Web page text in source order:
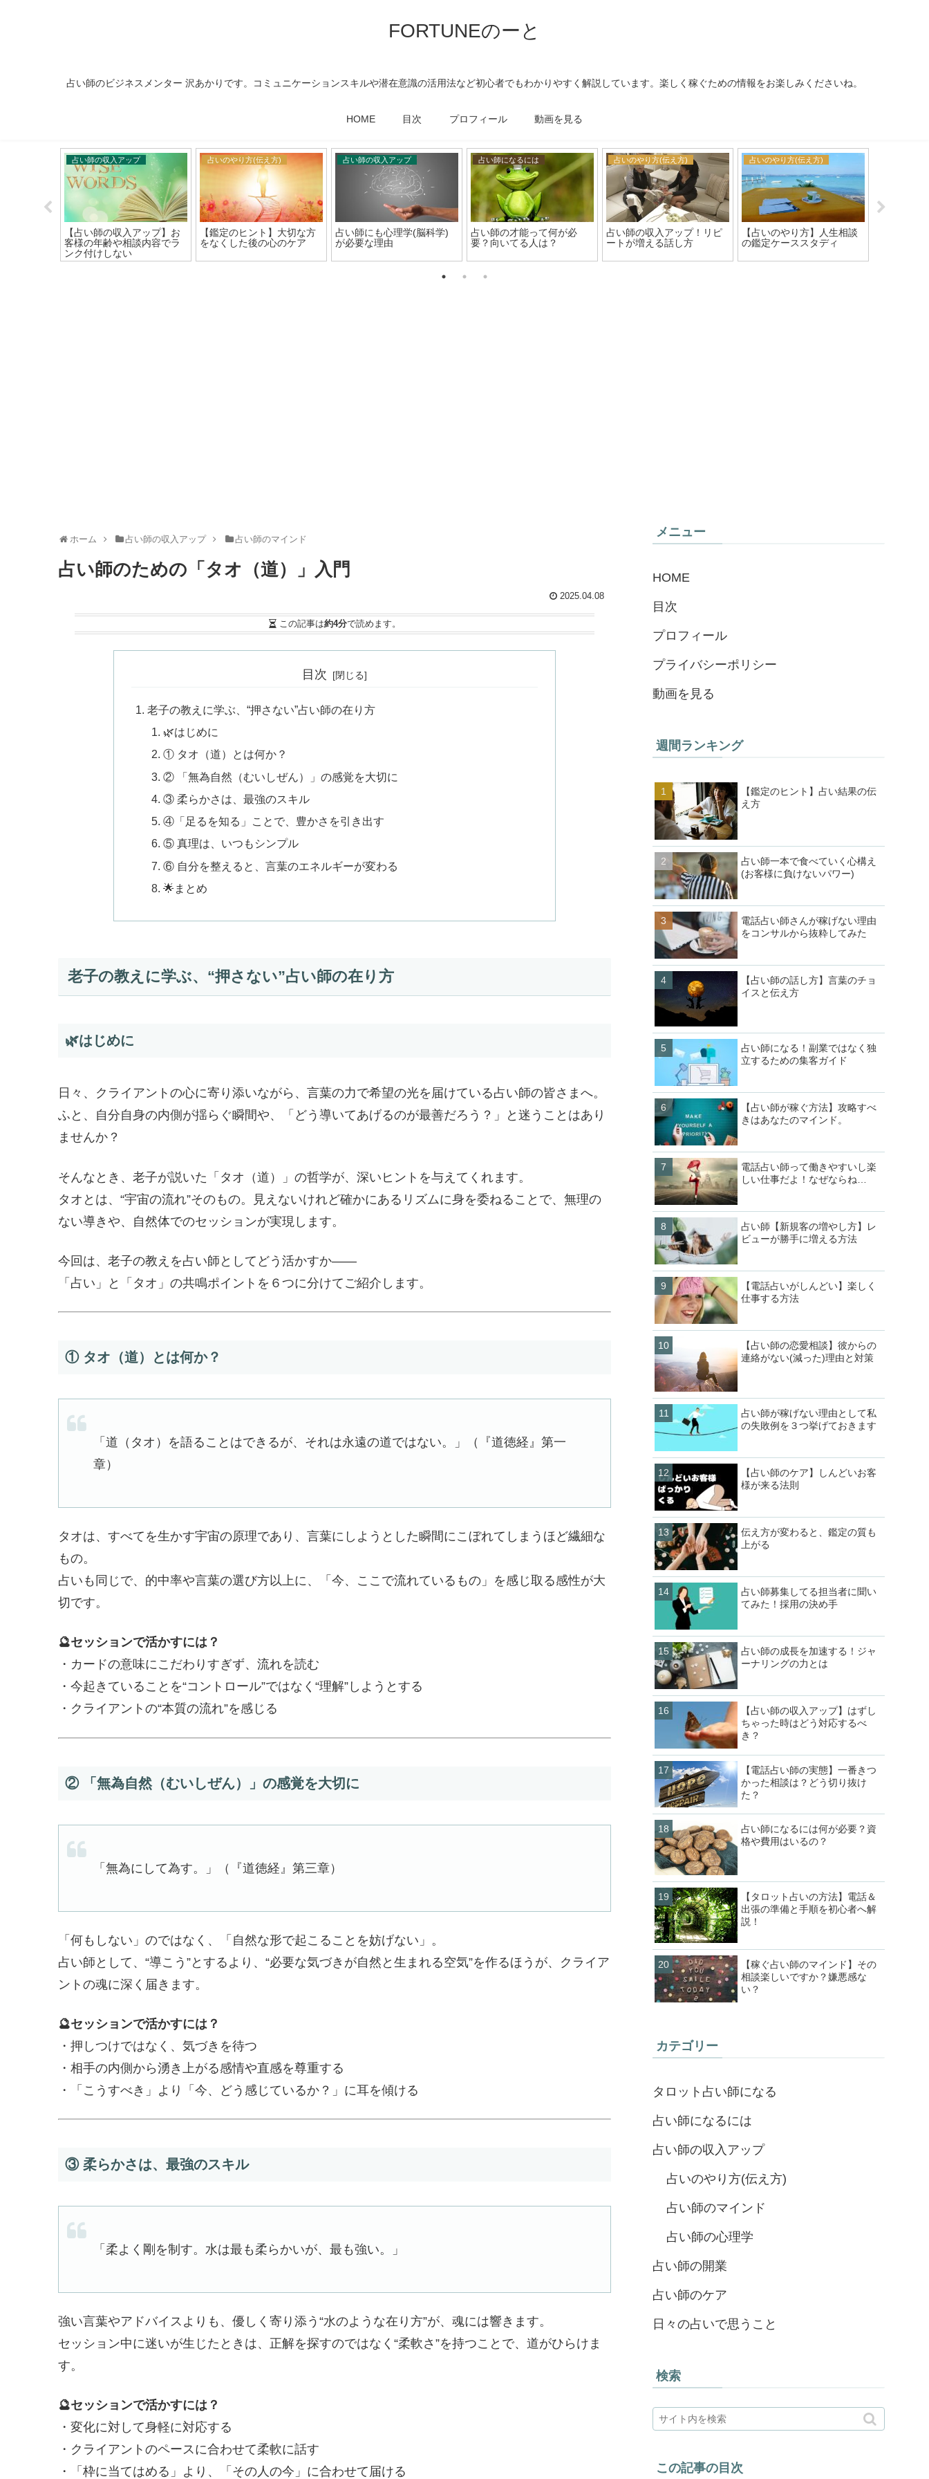
FORTUNEのーと
占い師のビジネスメンター 沢あかりです。コミュニケーションスキルや潜在意識の活用法など初心者でもわかりやすく解説しています。楽しく稼ぐための情報をお楽しみくださいね。
HOME 目次 プロフィール 動画を見る
占い師の収入アップ
【占い師の収入アップ】お
客様の年齢や相談内容でラ
ンク付けしない
占いのやり方(伝え方)
【鑑定のヒント】大切な方
をなくした後の心のケア
占い師の収入アップ
占い師にも心理学(脳科学)
が必要な理由
占い師になるには
占い師の才能って何が必
要？向いてる人は？
占いのやり方(伝え方)
占い師の収入アップ！リピ
ートが増える話し方
占いのやり方(伝え方)
【占いのやり方】人生相談
の鑑定ケーススタディ
ホーム 占い師の収入アップ 占い師のマインド
占い師のための「タオ（道）」入門
2025.04.08
この記事は約4分で読めます。
目次
老子の教えに学ぶ、“押さない”占い師の在り方
🌿はじめに
① タオ（道）とは何か？
② 「無為自然（むいしぜん）」の感覚を大切に
③ 柔らかさは、最強のスキル
④「足るを知る」ことで、豊かさを引き出す
⑤ 真理は、いつもシンプル
⑥ 自分を整えると、言葉のエネルギーが変わる
🌟まとめ
老子の教えに学ぶ、“押さない”占い師の在り方
🌿はじめに
日々、クライアントの心に寄り添いながら、言葉の力で希望の光を届けている占い師の皆さまへ。
ふと、自分自身の内側が揺らぐ瞬間や、「どう導いてあげるのが最善だろう？」と迷うことはあり
ませんか？
そんなとき、老子が説いた「タオ（道）」の哲学が、深いヒントを与えてくれます。
タオとは、“宇宙の流れ”そのもの。見えないけれど確かにあるリズムに身を委ねることで、無理の
ない導きや、自然体でのセッションが実現します。
今回は、老子の教えを占い師としてどう活かすか――
「占い」と「タオ」の共鳴ポイントを６つに分けてご紹介します。
① タオ（道）とは何か？
「道（タオ）を語ることはできるが、それは永遠の道ではない。」（『道徳経』第一
章）
タオは、すべてを生かす宇宙の原理であり、言葉にしようとした瞬間にこぼれてしまうほど繊細な
もの。
占いも同じで、的中率や言葉の選び方以上に、「今、ここで流れているもの」を感じ取る感性が大
切です。
🔮セッションで活かすには？
・カードの意味にこだわりすぎず、流れを読む
・今起きていることを“コントロール”ではなく“理解”しようとする
・クライアントの“本質の流れ”を感じる
② 「無為自然（むいしぜん）」の感覚を大切に
「無為にして為す。」（『道徳経』第三章）
「何もしない」のではなく、「自然な形で起こることを妨げない」。
占い師として、“導こう”とするより、“必要な気づきが自然と生まれる空気”を作るほうが、クライア
ントの魂に深く届きます。
🔮セッションで活かすには？
・押しつけではなく、気づきを待つ
・相手の内側から湧き上がる感情や直感を尊重する
・「こうすべき」より「今、どう感じているか？」に耳を傾ける
③ 柔らかさは、最強のスキル
「柔よく剛を制す。水は最も柔らかいが、最も強い。」
強い言葉やアドバイスよりも、優しく寄り添う“水のような在り方”が、魂には響きます。
セッション中に迷いが生じたときは、正解を探すのではなく“柔軟さ”を持つことで、道がひらけま
す。
🔮セッションで活かすには？
・変化に対して身軽に対応する
・クライアントのペースに合わせて柔軟に話す
・「枠に当てはめる」より、「その人の今」に合わせて届ける
メニュー
HOME
目次
プロフィール
プライバシーポリシー
動画を見る
週間ランキング
【鑑定のヒント】占い結果の伝
え方
占い師一本で食べていく心構え
(お客様に負けないパワー)
電話占い師さんが稼げない理由
をコンサルから抜粋してみた
【占い師の話し方】言葉のチョ
イスと伝え方
占い師になる！副業ではなく独
立するための集客ガイド
【占い師が稼ぐ方法】攻略すべ
きはあなたのマインド。
電話占い師って働きやすいし楽
しい仕事だよ！なぜならね…
占い師【新規客の増やし方】レ
ビューが勝手に増える方法
【電話占いがしんどい】楽しく
仕事する方法
【占い師の恋愛相談】彼からの
連絡がない(減った)理由と対策
占い師が稼げない理由として私
の失敗例を３つ挙げておきます
【占い師のケア】しんどいお客
様が来る法則
伝え方が変わると、鑑定の質も
上がる
占い師募集してる担当者に聞い
てみた！採用の決め手
占い師の成長を加速する！ジャ
ーナリングの力とは
【占い師の収入アップ】はずし
ちゃった時はどう対応するべ
き？
【電話占い師の実態】一番きつ
かった相談は？どう切り抜け
た？
占い師になるには何が必要？資
格や費用はいるの？
【タロット占いの方法】電話＆
出張の準備と手順を初心者へ解
説！
【稼ぐ占い師のマインド】その
相談楽しいですか？嫌悪感な
い？
カテゴリー
タロット占い師になる
占い師になるには
占い師の収入アップ
占いのやり方(伝え方)
占い師のマインド
占い師の心理学
占い師の開業
占い師のケア
日々の占いで思うこと
検索
この記事の目次